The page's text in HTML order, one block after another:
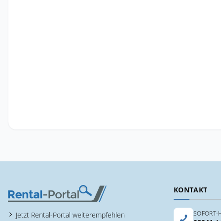
Jetzt Rental-Portal weiterempfehlen
KONTAKT
SOFORT-